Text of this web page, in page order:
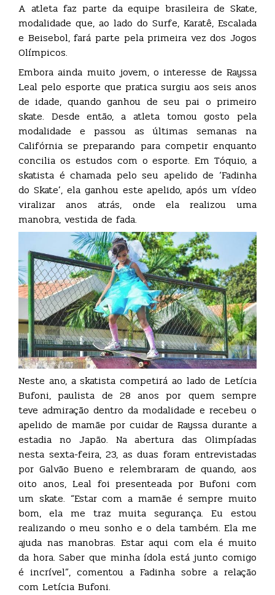
A atleta faz parte da equipe brasileira de Skate,
modalidade que, ao lado do Surfe, Karatê, Escalada
e Beisebol, fará parte pela primeira vez dos Jogos
Olímpicos.
Embora ainda muito jovem, o interesse de Rayssa
Leal pelo esporte que pratica surgiu aos seis anos
de idade, quando ganhou de seu pai o primeiro
skate. Desde então, a atleta tomou gosto pela
modalidade e passou as últimas semanas na
Califórnia se preparando para competir enquanto
concilia os estudos com o esporte. Em Tóquio, a
skatista é chamada pelo seu apelido de ‘Fadinha
do Skate’, ela ganhou este apelido, após um vídeo
viralizar anos atrás, onde ela realizou uma
manobra, vestida de fada.
Neste ano, a skatista competirá ao lado de Letícia
Bufoni, paulista de 28 anos por quem sempre
teve admiração dentro da modalidade e recebeu o
apelido de mamãe por cuidar de Rayssa durante a
estadia no Japão. Na abertura das Olimpíadas
nesta sexta-feira, 23, as duas foram entrevistadas
por Galvão Bueno e relembraram de quando, aos
oito anos, Leal foi presenteada por Bufoni com
um skate. “Estar com a mamãe é sempre muito
bom, ela me traz muita segurança. Eu estou
realizando o meu sonho e o dela também. Ela me
ajuda nas manobras. Estar aqui com ela é muito
da hora. Saber que minha ídola está junto comigo
é incrível”, comentou a Fadinha sobre a relação
com Letícia Bufoni.